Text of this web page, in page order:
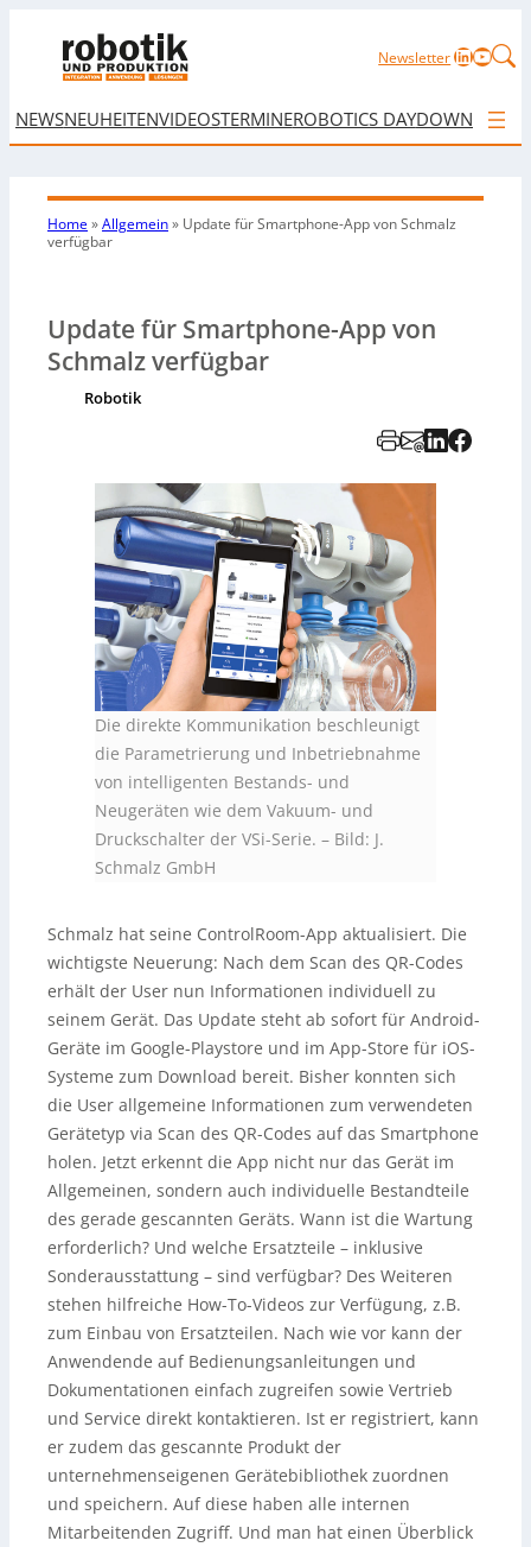
NewsletterLinkedIn
NEWSNEUHEITENVIDEOSTERMINEROBOTICS DAYDOWNLOAD
Home»Allgemein» Update für Smartphone-App von Schmalz
verfügbar
Update für Smartphone-App von
Schmalz verfügbar
Robotik
Die direkte Kommunikation beschleunigt
die Parametrierung und Inbetriebnahme
von intelligenten Bestands- und
Neugeräten wie dem Vakuum- und
Druckschalter der VSi-Serie. – Bild: J.
Schmalz GmbH
Schmalz hat seine ControlRoom-App aktualisiert. Die
wichtigste Neuerung: Nach dem Scan des QR-Codes
erhält der User nun Informationen individuell zu
seinem Gerät. Das Update steht ab sofort für Android-
Geräte im Google-Playstore und im App-Store für iOS-
Systeme zum Download bereit. Bisher konnten sich
die User allgemeine Informationen zum verwendeten
Gerätetyp via Scan des QR-Codes auf das Smartphone
holen. Jetzt erkennt die App nicht nur das Gerät im
Allgemeinen, sondern auch individuelle Bestandteile
des gerade gescannten Geräts. Wann ist die Wartung
erforderlich? Und welche Ersatzteile – inklusive
Sonderausstattung – sind verfügbar? Des Weiteren
stehen hilfreiche How-To-Videos zur Verfügung, z.B.
zum Einbau von Ersatzteilen. Nach wie vor kann der
Anwendende auf Bedienungsanleitungen und
Dokumentationen einfach zugreifen sowie Vertrieb
und Service direkt kontaktieren. Ist er registriert, kann
er zudem das gescannte Produkt der
unternehmenseigenen Gerätebibliothek zuordnen
und speichern. Auf diese haben alle internen
Mitarbeitenden Zugriff. Und man hat einen Überblick